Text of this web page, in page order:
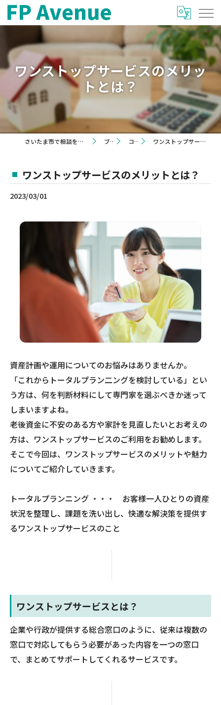
ワンストップサービスのメリッ
トとは？
さいたま市で相談を希望するならFP Avenue ブログ コラム ワンストップサービスのメリットとは？
ワンストップサービスのメリットとは？
2023/03/01
資産計画や運用についてのお悩みはありませんか。
「これからトータルプラン二ングを検討している」とい
う方は、何を判断材料にして専門家を選ぶべきか迷って
しまいますよね。
老後資金に不安のある方や家計を見直したいとお考えの
方は、ワンストップサービスのご利用をお勧めします。
そこで今回は、ワンストップサービスのメリットや魅力
についてご紹介していきます。
トータルプランニング ・・・ お客様一人ひとりの資産
状況を整理し、課題を洗い出し、快適な解決策を提供す
るワンストップサービスのこと
ワンストップサービスとは？
企業や行政が提供する総合窓口のように、従来は複数の
窓口で対応してもらう必要があった内容を一つの窓口
で、まとめてサポートしてくれるサービスです。